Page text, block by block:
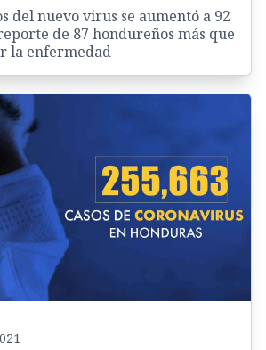
del nuevo virus se aumentó a 92
de 87 hondureños más que
la enfermedad